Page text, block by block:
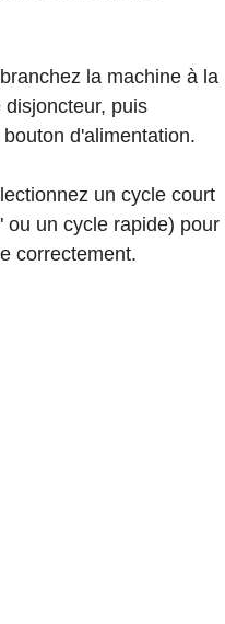
la machine à la
puis
d'alimentation.
un cycle court
ou un cycle rapide) pour
correctement.